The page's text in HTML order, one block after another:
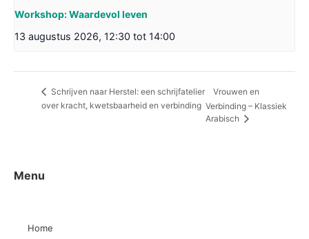
Workshop: Waardevol leven
13 augustus 2026, 12:30 tot 14:00
Schrijven naar Herstel: een schrijfatelier
over kracht, kwetsbaarheid en verbinding
Vrouwen en
Verbinding – Klassiek
Arabisch
Menu
Home